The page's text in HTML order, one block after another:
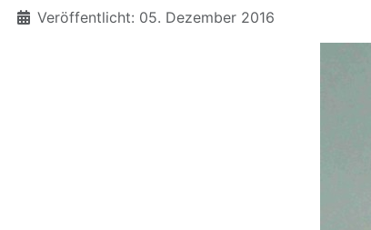
Details
Veröffentlicht: 05. Dezember 2016